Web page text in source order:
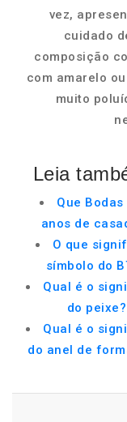
vez,
cuidado
composição
com amarelo
muito
Leia
Que Bodas
anos de
O que
símbolo do
Qual é o
do peixe?
Qual é o
do anel de